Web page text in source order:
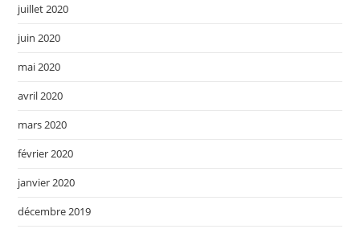
juillet 2020
juin 2020
mai 2020
avril 2020
mars 2020
février 2020
janvier 2020
décembre 2019